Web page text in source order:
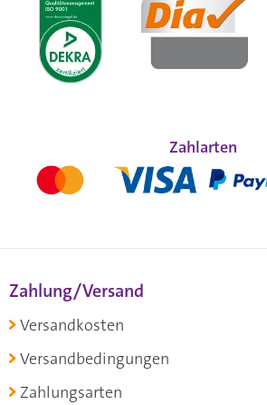
Zahlarten
Zahlung/Versand
Versandkosten
Versandbedingungen
Zahlungsarten